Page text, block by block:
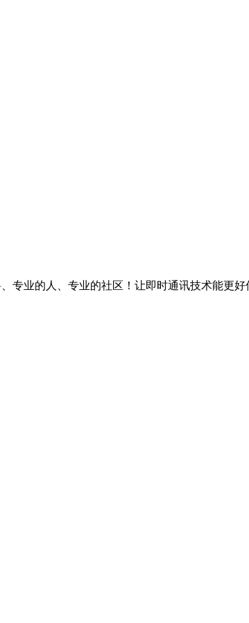
专业的人、专业的社区！让即时通讯技术能更好